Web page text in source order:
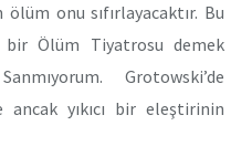
onu sıfırlayacaktır. Bu
bir Ölüm Tiyatrosu demek
Grotowski’de
yıkıcı bir eleştirinin